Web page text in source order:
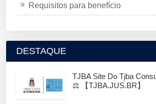
Requisitos para benefício
DESTAQUE
TJBA Site Do Tjba
⚖️ 【TJBA.JUS.BR】